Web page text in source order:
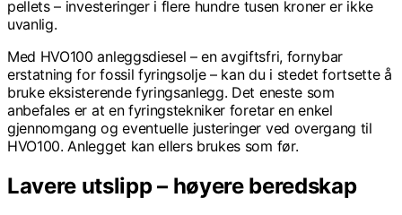
pellets – investeringer i flere hundre tusen kroner er ikke
uvanlig.
Med HVO100 anleggsdiesel – en avgiftsfri, fornybar
erstatning for fossil fyringsolje – kan du i stedet fortsette å
bruke eksisterende fyringsanlegg. Det eneste som
anbefales er at en fyringstekniker foretar en enkel
gjennomgang og eventuelle justeringer ved overgang til
HVO100. Anlegget kan ellers brukes som før.
Lavere utslipp – høyere beredskap